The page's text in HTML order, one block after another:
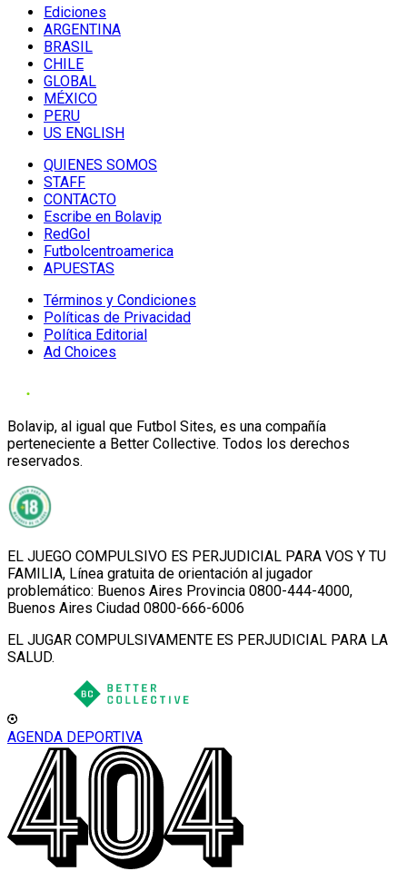
Ediciones
ARGENTINA
BRASIL
CHILE
GLOBAL
MÉXICO
PERU
US ENGLISH
QUIENES SOMOS
STAFF
CONTACTO
Escribe en Bolavip
RedGol
Futbolcentroamerica
APUESTAS
Términos y Condiciones
Políticas de Privacidad
Política Editorial
Ad Choices
Bolavip, al igual que Futbol Sites, es una compañía
perteneciente a Better Collective. Todos los derechos
reservados.
EL JUEGO COMPULSIVO ES PERJUDICIAL PARA VOS Y TU
FAMILIA, Línea gratuita de orientación al jugador
problemático: Buenos Aires Provincia 0800-444-4000,
Buenos Aires Ciudad 0800-666-6006
EL JUGAR COMPULSIVAMENTE ES PERJUDICIAL PARA LA
SALUD.
AGENDA DEPORTIVA